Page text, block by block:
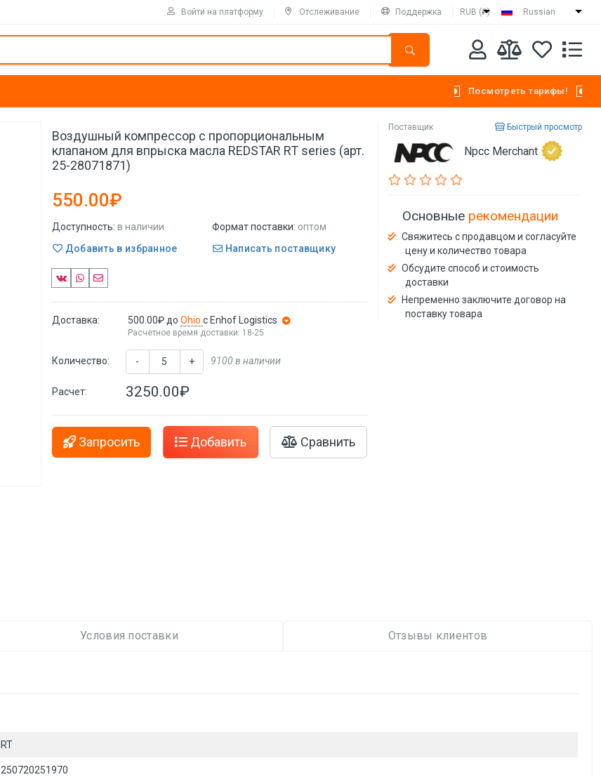
Войти на платформу Отслеживание Поддержка RUB (₽) Russian
Посмотреть тарифы!
Воздушный компрессор с пропорциональным
клапаном для впрыска масла REDSTAR RT series (арт.
25-28071871)
550.00₽
Доступность: в наличии Формат поставки: оптом
Добавить в избранное
Написать поставщику
Доставка: 500.00₽ доOhioс Enhof Logistics
Расчетное время доставки: 18-25
Количество: - + 9100 в наличии
Расчет: 3250.00₽
Запросить Добавить Сравнить
Поставщик Быстрый просмотр
Npcc Merchant
Основные рекомендации
Свяжитесь с продавцом и согласуйте
цену и количество товара
Обсудите способ и стоимость
доставки
Непременно заключите договор на
поставку товара
Условия поставки Отзывы клиентов
RT
250720251970